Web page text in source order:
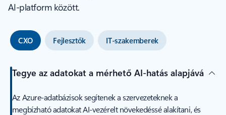
AI-platform között.
CXO Fejlesztők IT-szakemberek
Tegye az adatokat a mérhető AI-hatás alapjává
Az Azure-adatbázisok segítenek a szervezeteknek a
megbízható adatokat AI-vezérelt növekedéssé alakítani, és